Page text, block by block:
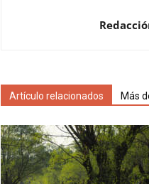
Artículo relacionados Más